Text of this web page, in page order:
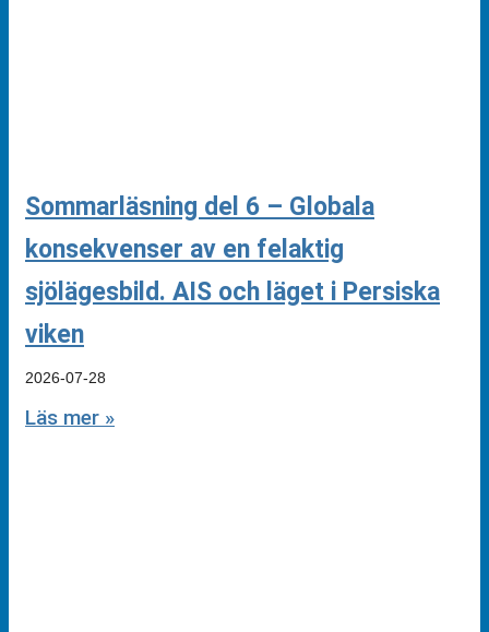
Sommarläsning del 6 – Globala
konsekvenser av en felaktig
sjölägesbild. AIS och läget i Persiska
viken
2026-07-28
Läs mer »